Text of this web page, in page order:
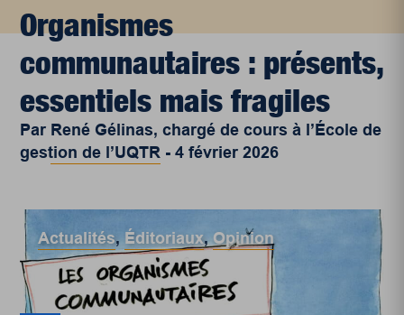
Organismes
communautaires : présents,
essentiels mais fragiles
Par René Gélinas, chargé de cours à l’École de
gestion de l’UQTR -4 février 2026
Actualités, Éditoriaux,Opinion